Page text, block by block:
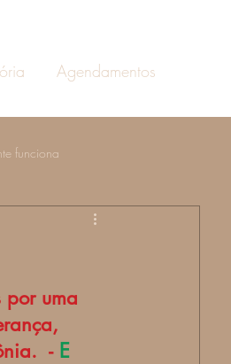
Agendamentos
funciona
Prevenção de Doenças
por uma
- E